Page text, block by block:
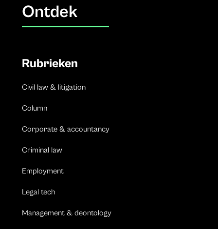
Ontdek
Rubrieken
Civil law & litigation
Column
Corporate & accountancy
Criminal law
Employment
Legal tech
Management & deontology